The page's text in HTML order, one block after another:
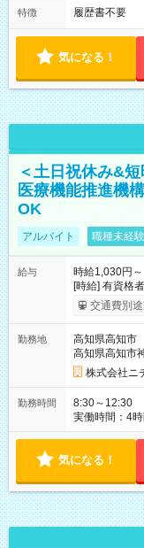
特徴 履歴書不要
気になる！
＜土日祝休み&
医療機能推進機
OK
アルバイト 職種未経
給与
時給1,030円～
[時給] 有資格者：
度あり 進級により給
あり 試用期
交通費別
勤務地
高知県高知市
高知県高知市
株式会社ニ
勤務時間
8:30～12:30
実働時間：4
～（月78時間
気になる！